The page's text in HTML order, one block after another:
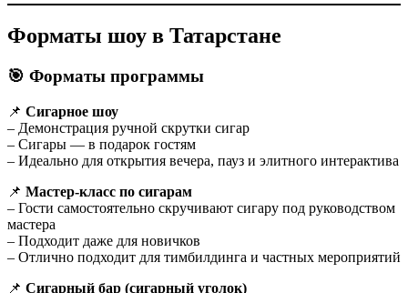
Форматы шоу в Татарстане
🎯 Форматы программы
📌 Сигарное шоу
– Демонстрация ручной скрутки сигар
– Сигары — в подарок гостям
– Идеально для открытия вечера, пауз и элитного интерактива
📌 Мастер-класс по сигарам
– Гости самостоятельно скручивают сигару под руководством
мастера
– Подходит даже для новичков
– Отлично подходит для тимбилдинга и частных мероприятий
📌 Сигарный бар (сигарный уголок)